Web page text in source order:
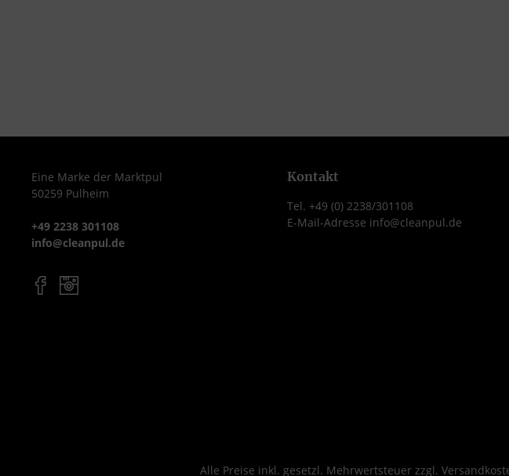
Eine Marke der Marktpul
50259 Pulheim
+49 2238 301108
info@cleanpul.de
Kontakt
Tel. +49 (0) 2238/301108
E-Mail-Adresse info@cleanpul.de
Alle Preise inkl. gesetzl. Mehrwertsteuer zzgl.